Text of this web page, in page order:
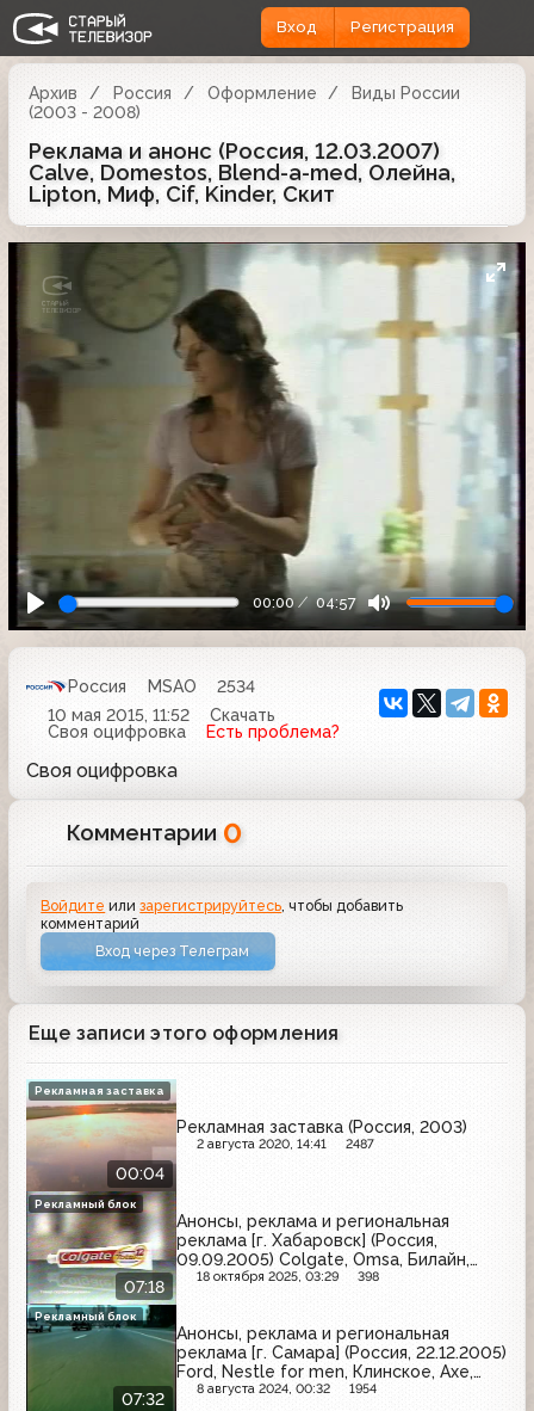
Вход Регистрация
Архив Россия Оформление
Виды России
(2003 - 2008)
Реклама и анонс (Россия, 12.03.2007)
Calve, Domestos, Blend-a-med, Олейна,
Lipton, Миф, Cif, Kinder, Скит
00:00 04:57
Россия MSAO
2534
10 мая 2015, 11:52
Скачать
Своя оцифровка
Есть проблема?
Своя оцифровка
Комментарии 0
Войдите илизарегистрируйтесь, чтобы добавить
комментарий
Вход через Телеграм
Еще записи этого оформления
00:04
Рекламная заставка (Россия, 2003)
2 августа 2020, 14:41 2487
Рекламная заставка
07:18
Анонсы, реклама и региональная
реклама [г. Хабаровск] (Россия,
09.09.2005) Colgate, Omsa, Билайн,
Биттнер, Снежная королева, BAON,
Амурские зори
18 октября 2025, 03:29 398
Рекламный блок
07:32
Анонсы, реклама и региональная
реклама [г. Самара] (Россия, 22.12.2005)
Ford, Nestle for men, Клинское, Axe,
Балтика, Olay, Толстяк, Avon, Русское
8 августа 2024, 00:32 1954
Рекламный блок